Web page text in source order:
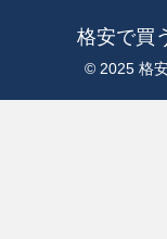
格安で買
© 2025 格